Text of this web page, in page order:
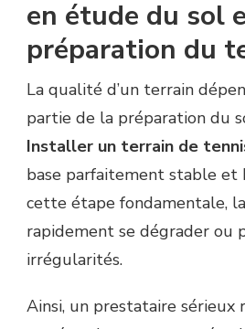
en étude du sol
préparation du
La qualité d’un terrain
partie de la préparation du
Installer un terrain de
base parfaitement stable et
cette étape fondamentale,
rapidement se dégrader ou
irrégularités.
Ainsi, un prestataire sérieux